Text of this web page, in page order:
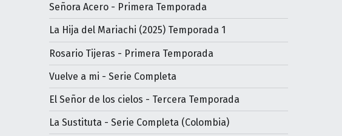
Señora Acero - Primera Temporada
La Hija del Mariachi (2025) Temporada 1
Rosario Tijeras - Primera Temporada
Vuelve a mi - Serie Completa
El Señor de los cielos - Tercera Temporada
La Sustituta - Serie Completa (Colombia)